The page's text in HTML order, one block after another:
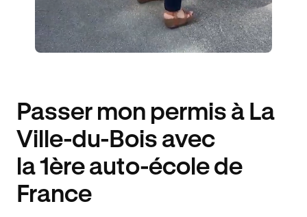
Passer mon permis à La
Ville-du-Bois avec
la 1ère auto-école de
France